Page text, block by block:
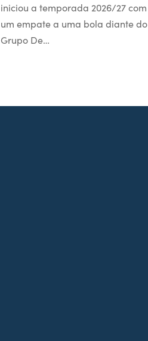
iniciou a temporada 2026/27 com
um empate a uma bola diante do
Grupo De…